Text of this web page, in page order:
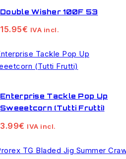
Double Wisher 100F 53
15.95€ IVA incl.
Enterprise Tackle Pop Up
Sweeetcorn (Tutti Frutti)
3.99€ IVA incl.